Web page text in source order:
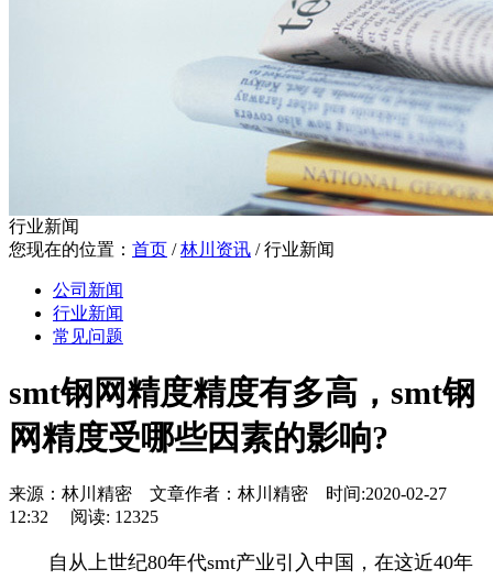
行业新闻
您现在的位置： 首页 /林川资讯 /行业新闻
公司新闻
行业新闻
常见问题
smt钢网精度精度有多高，smt钢
网精度受哪些因素的影响?
来源：林川精密 文章作者：林川精密 时间:2020-02-27
12:32 阅读: 12325
自从上世纪80年代smt产业引入中国，在这近40年